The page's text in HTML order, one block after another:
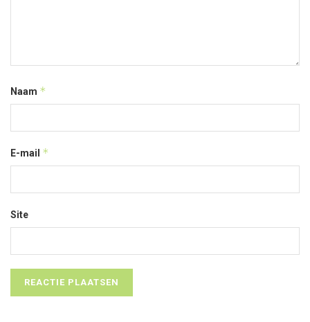
Naam *
E-mail *
Site